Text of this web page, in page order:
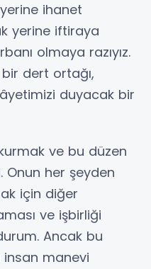
ihanet
yerine iftiraya
olmaya razıyız.
dert ortağı,
duyacak bir
ve bu düzen
her şeyden
için diğer
ve işbirliği
Ancak bu
insan manevi